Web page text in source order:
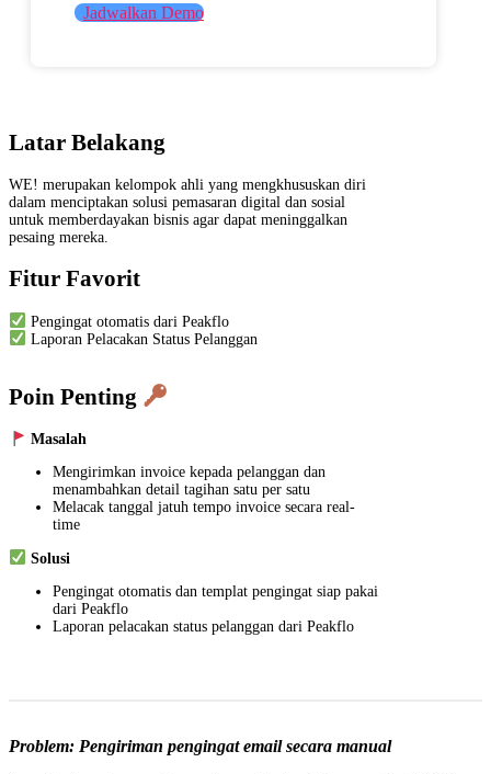
Jadwalkan Demo
Latar Belakang
WE! merupakan kelompok ahli yang mengkhususkan diri
dalam menciptakan solusi pemasaran digital dan sosial
untuk memberdayakan bisnis agar dapat meninggalkan
pesaing mereka.
Fitur Favorit
Pengingat otomatis dari Peakflo
Laporan Pelacakan Status Pelanggan
Poin Penting
Masalah
Mengirimkan invoice kepada pelanggan dan
menambahkan detail tagihan satu per satu
Melacak tanggal jatuh tempo invoice secara real-
time
Solusi
Pengingat otomatis dan templat pengingat siap pakai
dari Peakflo
Laporan pelacakan status pelanggan dari Peakflo
Problem: Pengiriman pengingat email secara manual